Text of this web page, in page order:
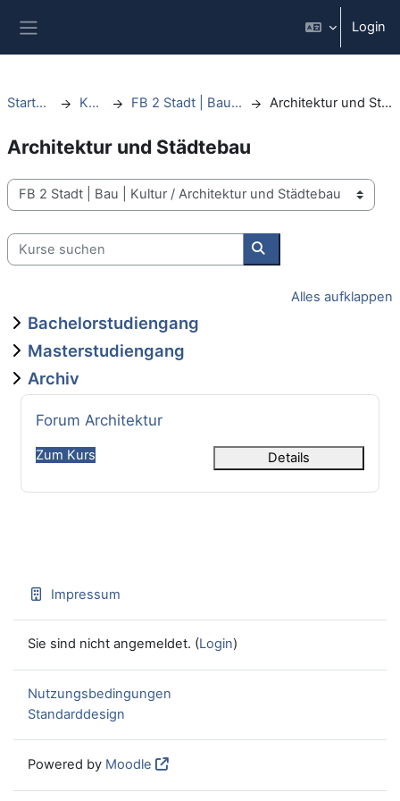
Login
Startseite Kurse FB 2 Stadt | Bau | Kultur Architektur und Städtebau
Architektur und Städtebau
Kursbereiche
Kurse suchen
Kurse suchen
Alles aufklappen
Bachelorstudiengang
Masterstudiengang
Archiv
Kursname
Forum Architektur
Zum Kurs Details
Impressum
Sie sind nicht angemeldet. (Login)
Nutzungsbedingungen
Standarddesign
Powered by Moodle